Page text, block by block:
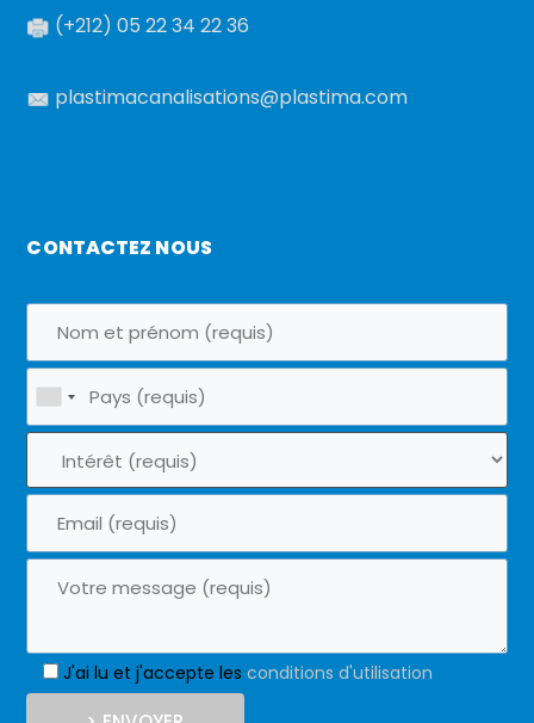
(+212) 05 22 34 22 36
plastimacanalisations@plastima.com
CONTACTEZ NOUS
J'ai lu et j'accepte lesconditions d'utilisation